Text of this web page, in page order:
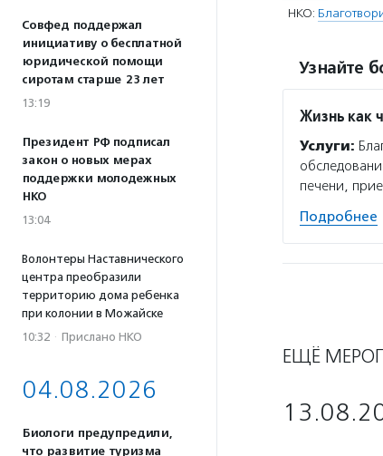
Совфед поддержал
инициативу о бесплатной
юридической помощи
сиротам старше 23 лет
13:19
Президент РФ подписал
закон о новых мерах
поддержки молодежных
НКО
13:04
Волонтеры Наставнического
центра преобразили
территорию дома ребенка
при колонии в Можайске
10:32 · Прислано НКО
04.08.2026
Биологи предупредили,
что развитие туризма
НКО:
Узнайте
Жизнь как
Услуги:
печени,
Подробнее
ЕЩЁ